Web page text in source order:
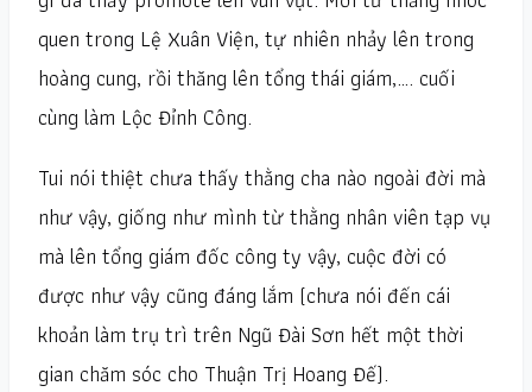
quen trong Lệ Xuân Viện, tự nhiên nhảy lên trong
hoàng cung, rồi thăng lên tổng thái giám,…. cuối
cùng làm Lộc Đỉnh Công.
Tui nói thiệt chưa thấy thằng cha nào ngoài đời mà
như vậy, giống như mình từ thằng nhân viên tạp vụ
mà lên tổng giám đốc công ty vậy, cuộc đời có
được như vậy cũng đáng lắm (chưa nói đến cái
khoản làm trụ trì trên Ngũ Đài Sơn hết một thời
gian chăm sóc cho Thuận Trị Hoang Đế).